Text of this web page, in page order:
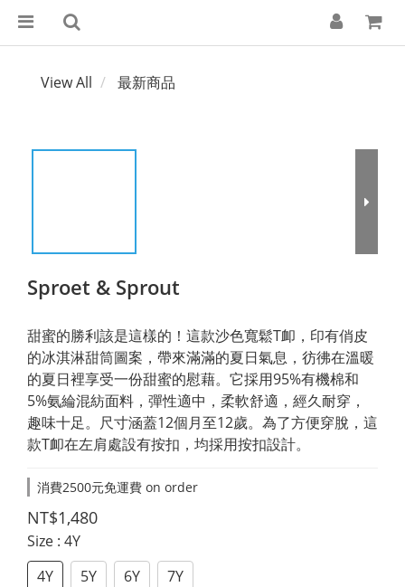
View All 最新商品
Sproet & Sprout
甜蜜的勝利該是這樣的！這款沙色寬鬆T卹，印有俏皮
的冰淇淋甜筒圖案，帶來滿滿的夏日氣息，彷彿在溫暖
的夏日裡享受一份甜蜜的慰藉。它採用95%有機棉和
5%氨綸混紡面料，彈性適中，柔軟舒適，經久耐穿，
趣味十足。尺寸涵蓋12個月至12歲。為了方便穿脫，這
款T卹在左肩處設有按扣，均採用按扣設計。
消費2500元免運費 on order
NT$1,480
Size : 4Y
4Y
5Y 6Y 7Y